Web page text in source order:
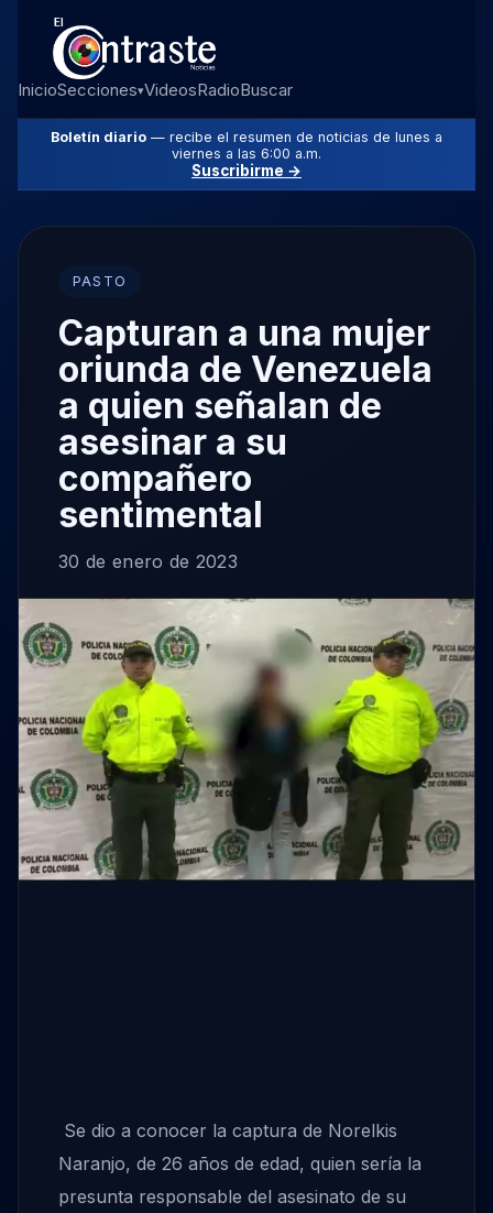
InicioSecciones▾VideosRadioBuscar
Boletín diario — recibe el resumen de noticias de lunes a
viernes a las 6:00 a.m.
Suscribirme →
PASTO
Capturan a una mujer
oriunda de Venezuela
a quien señalan de
asesinar a su
compañero
sentimental
30 de enero de 2023
Se dio a conocer la captura de Norelkis
Naranjo, de 26 años de edad, quien sería la
presunta responsable del asesinato de su